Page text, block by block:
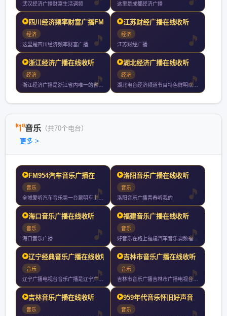
武汉经济广播财富生活调频
这里是成都经济广播
四川经济频率财富广播FM
经济
这里是四川经济频率财富广播
江苏财经广播在线收听
经济
江苏财经广播
浙江经济广播在线收听
经济
浙江经济广播是浙江省内唯一的省级专业财经广播频道自年月日首播
湖北经济广播在线收听
经济
湖北电台经济频道节目特色鲜明以关注经济服务生活为宗旨深受广大
音乐 （共70个电台）
更多 >
FM954汽车音乐广播在
音乐
全城爱听汽车音乐第一台昆明车上收听率第一
洛阳音乐广播在线收听
音乐
洛阳音乐广播青春听我的
海口音乐广播在线收听
音乐
海口音乐广播
福建音乐广播在线收听
音乐
好音乐在路上福建汽车音乐调频福州厦门泉州漳州小时持续放送
辽宁经典音乐广播在线收听
音乐
辽宁广播电视台音乐广播是辽宁广播电视台下属的广播频率实行全天
吉林市音乐广播在线收听
音乐
吉林市音乐广播吉林市广播电视台旗下最具品味和情怀的绿色调频都
吉林音乐广播在线收听
音乐
959年代音乐怀旧好声音
音乐